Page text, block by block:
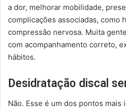
a dor, melhorar mobilidade,
complicações associadas, como
compressão nervosa. Muita
com acompanhamento correto,
hábitos.
Desidratação discal
Não. Esse é um dos pontos mais